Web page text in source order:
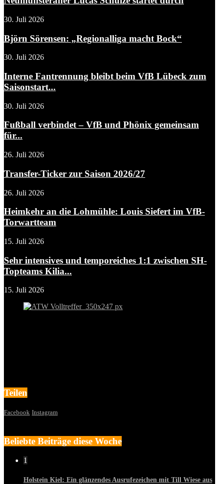
30. Juli 2026
Björn Sörensen: „Regionalliga macht Bock“
30. Juli 2026
Interne Fantrennung bleibt beim VfB Lübeck zum
Saisonstart...
30. Juli 2026
Fußball verbindet – VfB und Phönix gemeinsam
für...
26. Juli 2026
Transfer-Ticker zur Saison 2026/27
26. Juli 2026
Heimkehr an die Lohmühle: Louis Siefert im VfB-
Torwartteam
15. Juli 2026
Sehr intensives und temporeiches 1:1 zwischen SH-
Topteams Kilia...
15. Juli 2026
Teilen
Facebook Instagram
Beliebte Beiträge diese Woche
1
Holstein Kiel: Ein glänzendes Ausrufezeichen mit Till Wiese aus